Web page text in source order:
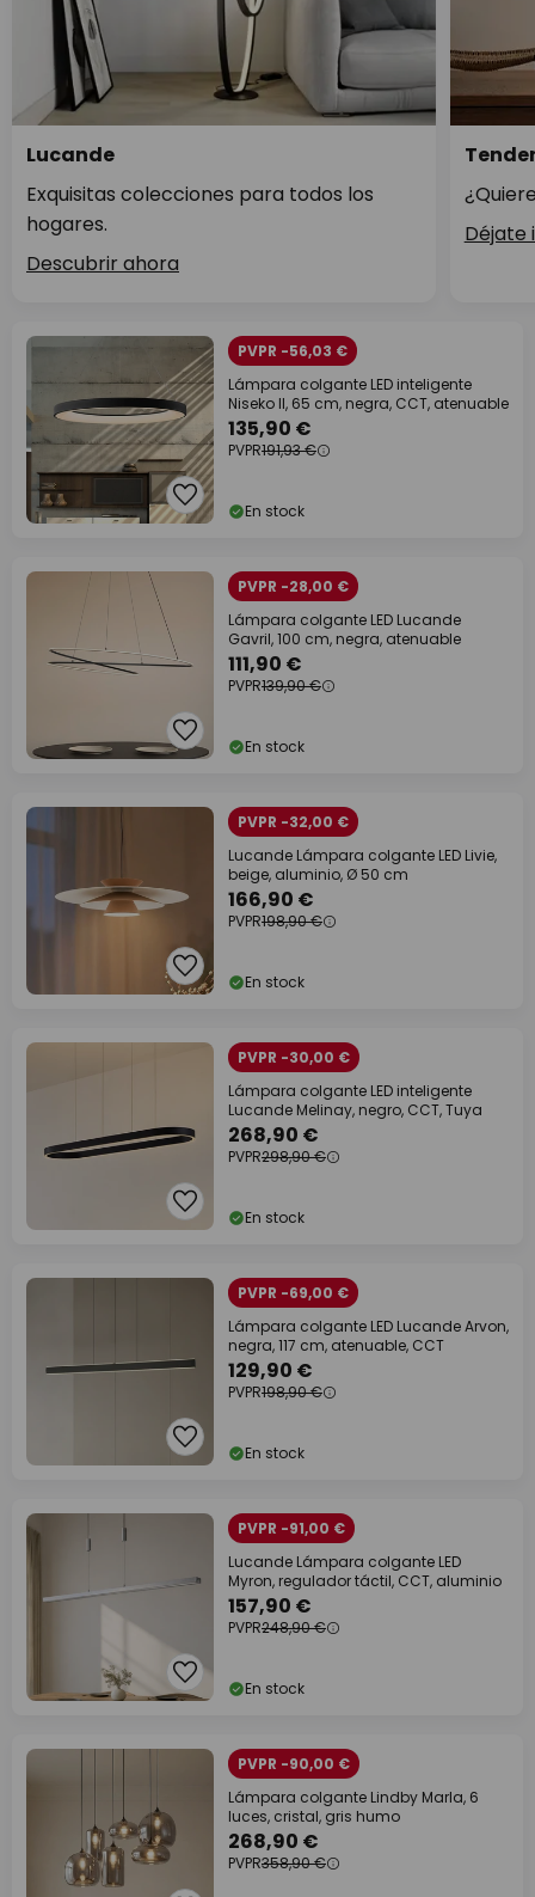
Lucande
Exquisitas colecciones para todos los
hogares.
Descubrir ahora
Déjate
PVPR -56,03 €
Lámpara colgante LED inteligente
Niseko II, 65 cm, negra, CCT, atenuable
135,90 €
PVPR191,93 €
En stock
PVPR -28,00 €
Lámpara colgante LED Lucande
Gavril, 100 cm, negra, atenuable
111,90 €
PVPR139,90 €
En stock
PVPR -32,00 €
Lucande Lámpara colgante LED Livie,
beige, aluminio, Ø 50 cm
166,90 €
PVPR198,90 €
En stock
PVPR -30,00 €
Lámpara colgante LED inteligente
Lucande Melinay, negro, CCT, Tuya
268,90 €
PVPR298,90 €
En stock
PVPR -69,00 €
Lámpara colgante LED Lucande Arvon,
negra, 117 cm, atenuable, CCT
129,90 €
PVPR198,90 €
En stock
PVPR -91,00 €
Lucande Lámpara colgante LED
Myron, regulador táctil, CCT, aluminio
157,90 €
PVPR248,90 €
En stock
PVPR -90,00 €
Lámpara colgante Lindby Marla, 6
luces, cristal, gris humo
268,90 €
PVPR358,90 €